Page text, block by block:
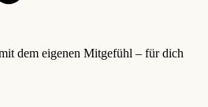
dem eigenen Mitgefühl – für dich